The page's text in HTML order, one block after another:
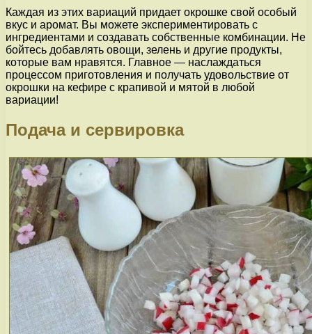
Каждая из этих вариаций придает окрошке свой особый
вкус и аромат. Вы можете экспериментировать с
ингредиентами и создавать собственные комбинации. Не
бойтесь добавлять овощи, зелень и другие продукты,
которые вам нравятся. Главное — наслаждаться
процессом приготовления и получать удовольствие от
окрошки на кефире с крапивой и мятой в любой
вариации!
Подача и сервировка